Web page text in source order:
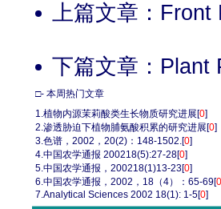
上篇文章： Front
下篇文章： Plant
□- 本周热门文章
1.植物内源茉莉酸类生长物质研究进展[0]
2.渗透胁迫下植物脯氨酸积累的研究进展[0]
3.色谱，2002，20(2)：148-1502.[0]
4.中国农学通报 200218(5):27-28[0]
5.中国农学通报，200218(1)13-23[0]
6.中国农学通报，2002，18（4）：65-69[0
7.Analytical Sciences 2002 18(1): 1-5[0]